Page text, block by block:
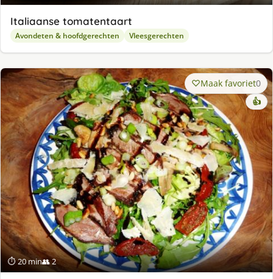
Italiaanse tomatentaart
Avondeten & hoofdgerechten Vleesgerechten
⏱ 20 min👥 2
Maak favoriet0
👍